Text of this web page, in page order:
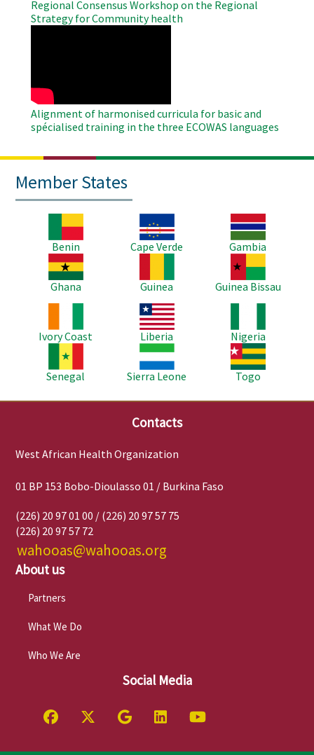
Regional Consensus Workshop on the Regional
Strategy for Community health
Alignment of harmonised curricula for basic and
spécialised training in the three ECOWAS languages
Member States
Benin
Image
Cape Verde
Image
Gambia
Image
Ghana
Guinea
Image
Guinea Bissau
Ivory Coast
Image
Liberia
Nigeria
Senegal
Image
Sierra Leone
Image
Togo
Contacts
West African Health Organization
01 BP 153 Bobo-Dioulasso 01 / Burkina Faso
(226) 20 97 01 00 / (226) 20 97 57 75
(226) 20 97 57 72
wahooas@wahooas.org
About us
Partners
What We Do
Who We Are
Social Media